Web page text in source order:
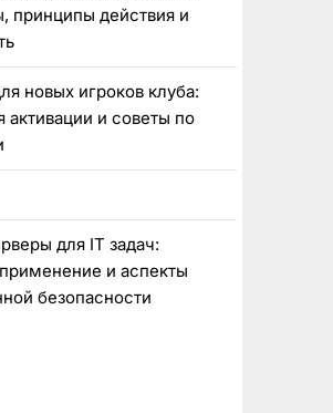
принципы действия и
новых игроков клуба:
активации и советы по
для IT задач:
и аспекты
безопасности